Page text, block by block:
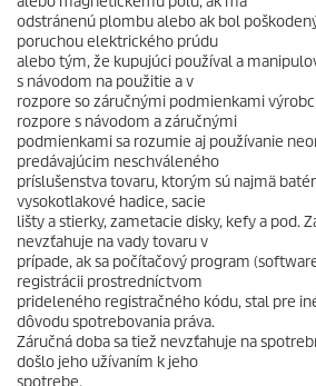
odstránenú plombu alebo ak bol
poruchou elektrického prúdu
alebo tým, že kupujúci používal a
s návodom na použitie a v
rozpore so záručnými podmienkami
rozpore s návodom a záručnými
podmienkami sa rozumie aj používanie
predávajúcim neschváleného
príslušenstva tovaru, ktorým sú najmä
vysokotlakové hadice, sacie
lišty a stierky, zametacie disky, kefy a pod.
nevzťahuje na vady tovaru v
prípade, ak sa počítačový program
registrácii prostredníctvom
prideleného registračného kódu, stal pre
dôvodu spotrebovania práva.
Záručná doba sa tiež nevzťahuje na
došlo jeho užívaním k jeho
spotrebe.